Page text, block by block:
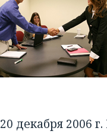
декабря 2006